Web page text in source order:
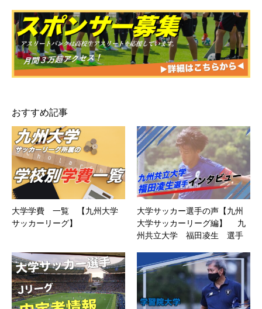
おすすめ記事
大学学費 一覧 【九州大学
サッカーリーグ】
大学サッカー選手の声【九州
大学サッカーリーグ編】 九
州共立大学 福田凌生 選手